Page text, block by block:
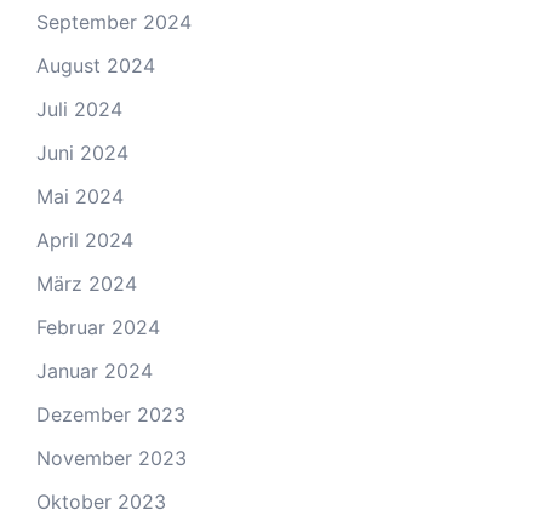
September 2024
August 2024
Juli 2024
Juni 2024
Mai 2024
April 2024
März 2024
Februar 2024
Januar 2024
Dezember 2023
November 2023
Oktober 2023